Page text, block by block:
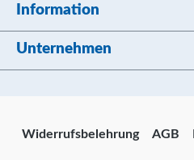
Information
Unternehmen
Widerrufsbelehrung AGB